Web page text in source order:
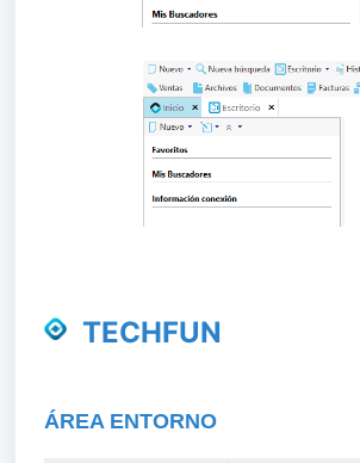
TECHFUN
ÁREA ENTORNO